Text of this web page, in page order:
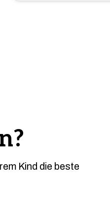
Kind die beste